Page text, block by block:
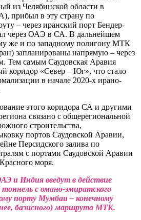
из Челябинской области в
прибыл в эту страну по
– через иранский порт Бендер-
через ОАЭ в СА. В дальнейшем
же и по западному полигону МТК
запланированы напрямую – через
Тем самым Саудовская Аравия
коридор «Север – Юг», что стало
в начале 2020-х ирано-
этого коридора СА и другими
связано с общерегиональной
строительства,
портов Саудовской Аравии,
Персидского залива по
с портами Саудовской Аравии
моря.
и Индия введут в действие
с омано-эмиратского
порту Мумбаи – конечному
базисного) маршрута МТК.